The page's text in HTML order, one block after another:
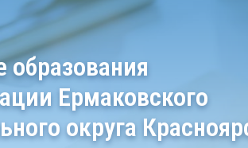
образования
Ермаковского
округа